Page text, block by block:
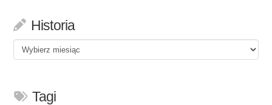
Historia
Historia
Tagi